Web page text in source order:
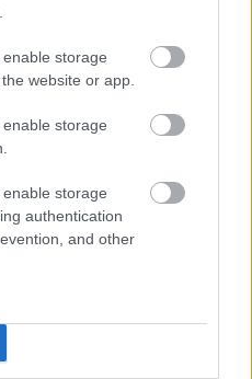
storage
website or app.
storage
storage
authentication
and other